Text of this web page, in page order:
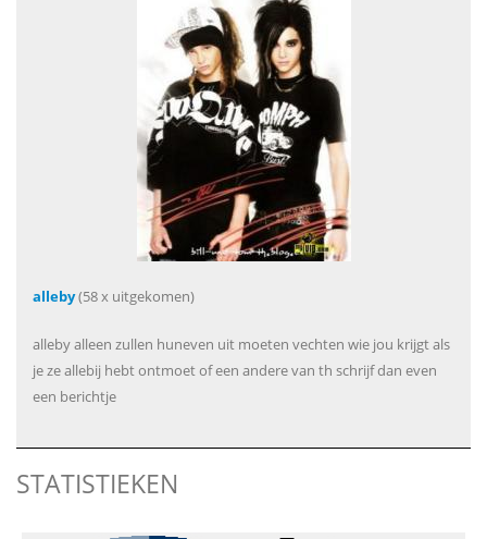
alleby(58 x uitgekomen)
alleby alleen zullen huneven uit moeten vechten wie jou krijgt als
je ze allebij hebt ontmoet of een andere van th schrijf dan even
een berichtje
STATISTIEKEN